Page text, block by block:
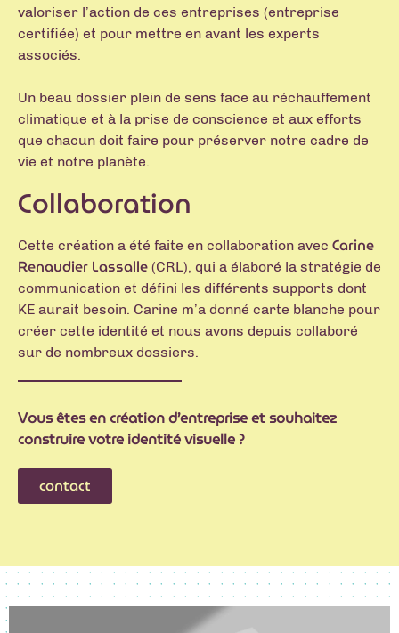
valoriser l’action de ces entreprises (entreprise
certifiée) et pour mettre en avant les experts
associés.
Un beau dossier plein de sens face au réchauffement
climatique et à la prise de conscience et aux efforts
que chacun doit faire pour préserver notre cadre de
vie et notre planète.
Collaboration
Cette création a été faite en collaboration avec Carine
Renaudier Lassalle (CRL), qui a élaboré la stratégie de
communication et défini les différents supports dont
KE aurait besoin. Carine m’a donné carte blanche pour
créer cette identité et nous avons depuis collaboré
sur de nombreux dossiers.
Vous êtes en création d’entreprise et souhaitez
construire votre identité visuelle ?
contact